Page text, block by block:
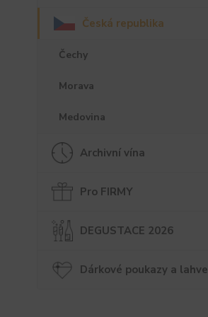
Česká republika
Čechy
Morava
Medovina
Archivní vína
Pro FIRMY
DEGUSTACE 2026
Dárkové poukazy a lahve